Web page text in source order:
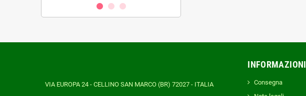
VIA EUROPA 24 - CELLINO SAN MARCO (BR) 72027 - ITALIA
INFORMAZIONI
Consegna